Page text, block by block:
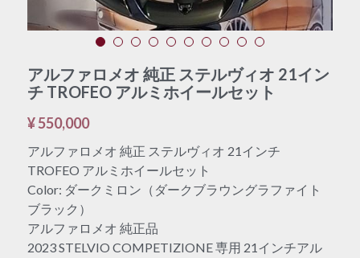
アルファロメオ 純正 ステルヴィオ 21イン
チ TROFEO アルミホイールセット
¥ 550,000
アルファロメオ 純正 ステルヴィオ 21インチ
TROFEO アルミホイールセット
Color: ダークミロン（ダークブラウングラファイト
ブラック）
アルファロメオ 純正品
2023 STELVIO COMPETIZIONE 専用 21インチアル